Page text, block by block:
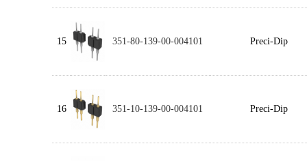
15 351-80-139-00-004101 Preci-Dip
16 351-10-139-00-004101 Preci-Dip